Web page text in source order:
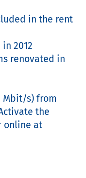
in the rent
2012
renovated in
Mbit/s) from
the
online at